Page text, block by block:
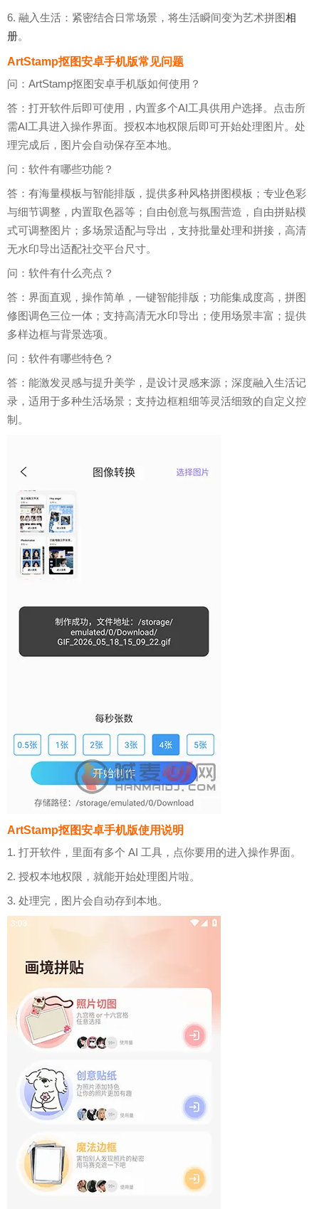
6. 融入生活：紧密结合日常场景，将生活瞬间变为艺术拼图相
册。
ArtStamp抠图安卓手机版常见问题
问：ArtStamp抠图安卓手机版如何使用？
答：打开软件后即可使用，内置多个AI工具供用户选择。点击所
需AI工具进入操作界面。授权本地权限后即可开始处理图片。处
理完成后，图片会自动保存至本地。
问：软件有哪些功能？
答：有海量模板与智能排版，提供多种风格拼图模板；专业色彩
与细节调整，内置取色器等；自由创意与氛围营造，自由拼贴模
式可调整图片；多场景适配与导出，支持批量处理和拼接，高清
无水印导出适配社交平台尺寸。
问：软件有什么亮点？
答：界面直观，操作简单，一键智能排版；功能集成度高，拼图
修图调色三位一体；支持高清无水印导出；使用场景丰富；提供
多样边框与背景选项。
问：软件有哪些特色？
答：能激发灵感与提升美学，是设计灵感来源；深度融入生活记
录，适用于多种生活场景；支持边框粗细等灵活细致的自定义控
制。
ArtStamp抠图安卓手机版使用说明
1. 打开软件，里面有多个 AI 工具，点你要用的进入操作界面。
2. 授权本地权限，就能开始处理图片啦。
3. 处理完，图片会自动存到本地。